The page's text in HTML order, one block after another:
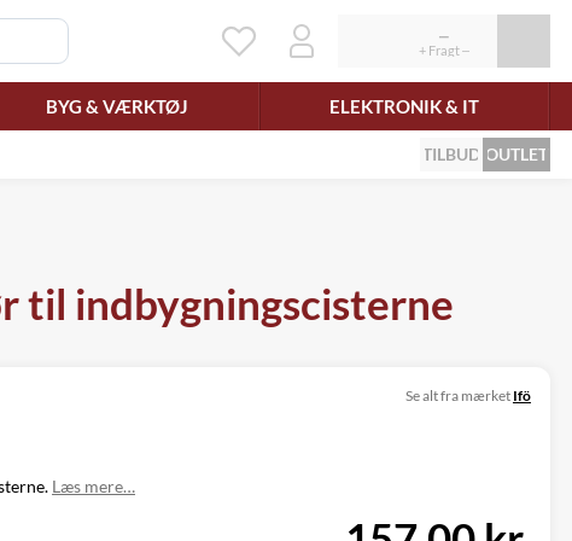
BYG & VÆRKTØJ ELEKTRONIK & IT
TILBUD OUTLET
til indbygningscisterne
Se alt fra mærket Ifö
Læs mere…